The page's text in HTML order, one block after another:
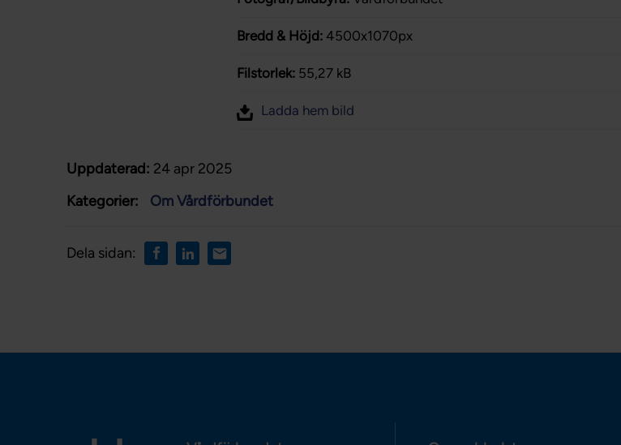
Bredd & Höjd: 4500x1070px
Filstorlek: 55,27 kB
Ladda hem bild
Uppdaterad: 24 apr 2025
Kategorier:
Om Vårdförbundet
Dela sidan: